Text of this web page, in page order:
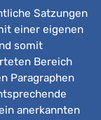
Satzungen
einer eigenen
somit
Bereich
Paragraphen
anerkannten